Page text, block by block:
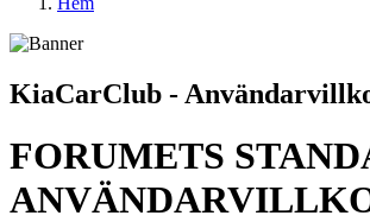
KiaCarClub -
FORUMETS